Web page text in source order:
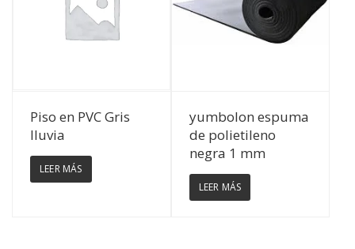
Ver Detalles
Piso en PVC Gris
lluvia
LEER MÁS
Ver Detalles
yumbolon espuma
de polietileno
negra 1 mm
LEER MÁS